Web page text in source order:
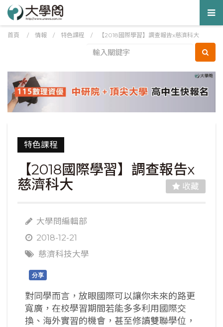
首頁 / 情報 / 特色課程 / 【2018國際學習】調查報告x慈濟科大
特色課程
【2018國際學習】調查報告x
慈濟科大
收藏
大學問編輯部
2018-12-21
慈濟科技大學
分享
對同學而言，放眼國際可以讓你未來的路更
寬廣，在校學習期間若能多多利用國際交
換、海外實習的機會，甚至修讀雙聯學位，